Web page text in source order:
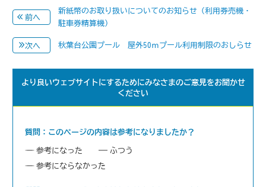
前へ
新紙幣のお取り扱いについてのお知らせ（利用券売機・
駐車券精算機）
次へ 秋葉台公園プール 屋外50ｍプール利用制限のおしらせ
より良いウェブサイトにするためにみなさまのご意見をお聞かせ
ください
質問：このページの内容は参考になりましたか？
参考になった
ふつう
参考にならなかった